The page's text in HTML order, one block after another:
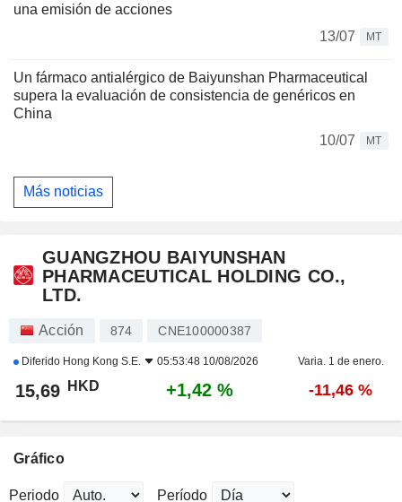
una emisión de acciones
13/07
MT
Un fármaco antialérgico de Baiyunshan Pharmaceutical
supera la evaluación de consistencia de genéricos en
China
10/07
MT
Más noticias
GUANGZHOU BAIYUNSHAN
PHARMACEUTICAL HOLDING CO.,
LTD.
Acción 874 CNE100000387
Diferido Hong Kong S.E. 05:53:48 10/08/2026 Varia. 1 de enero.
15,69 HKD +1,42 % -11,46 %
Gráfico
Periodo Período